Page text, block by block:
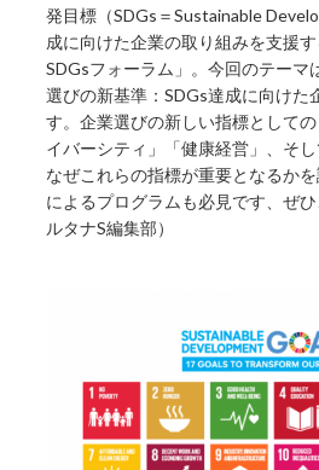
発目標（SDGs＝Sustainable
成に向けた企業の取り組みを支援
SDGsフォーラム」。今回のテーマ
選びの新基準：SDGs達成に向けた
す。企業選びの新しい指標として
イバーシティ」「健康経営」、そ
なぜこれらの指標が重要となるか
によるプログラムも必見です、ぜ
ルタナS編集部）